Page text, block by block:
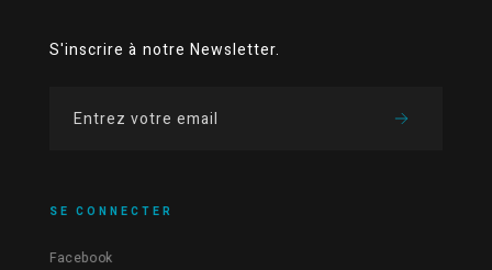
S'inscrire à notre Newsletter.
SE CONNECTER
Facebook